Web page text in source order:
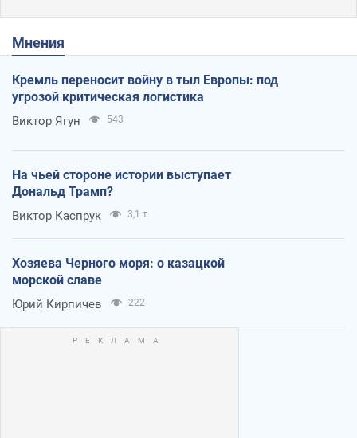
Мнения
Кремль переносит войну в тыл Европы: под
угрозой критическая логистика
Виктор Ягун 543
На чьей стороне истории выступает
Дональд Трамп?
Виктор Каспрук 3,1 т.
Хозяева Черного моря: о казацкой
морской славе
Юрий Кирпичев 222